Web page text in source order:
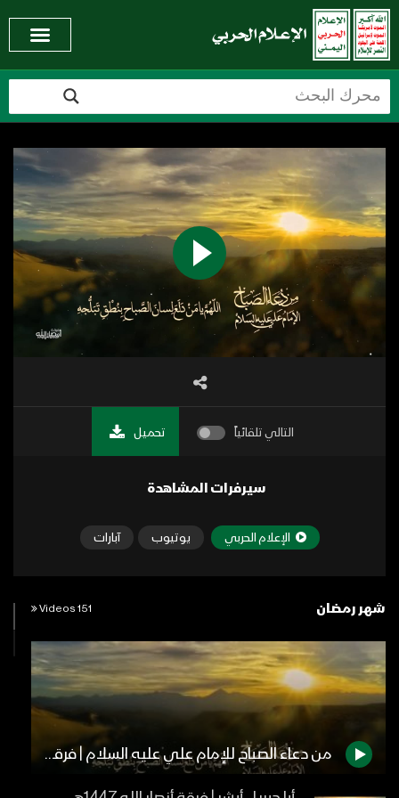
التالي تلقائياً تحميل
سيرفرات المشاهدة
الإعلام الحربي يوتيوب آبارات
شهر رمضان 151 Videos
من دعاء الصباح للإمام علي عليه السلام | فرقة أنصار الله – 1442هـ